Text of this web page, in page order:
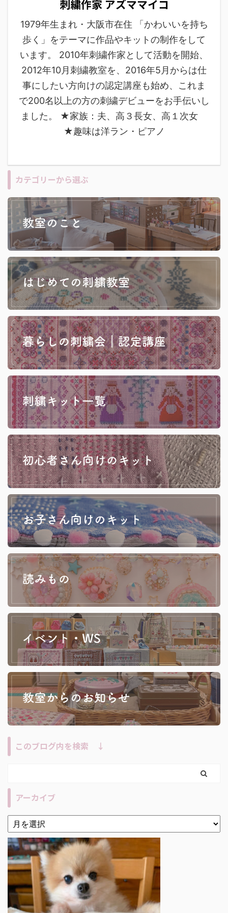
刺繍作家 アズママイコ
1979年生まれ・大阪市在住 「かわいいを持ち
歩く」をテーマに作品やキットの制作をして
います。 2010年刺繍作家として活動を開始、
2012年10月刺繍教室を、2016年5月からは仕
事にしたい方向けの認定講座も始め、これま
で200名以上の方の刺繍デビューをお手伝いし
ました。 ★家族：夫、高３長女、高１次女
★趣味は洋ラン・ピアノ
カテゴリーから選ぶ
このブログ内を検索 ↓
アーカイブ